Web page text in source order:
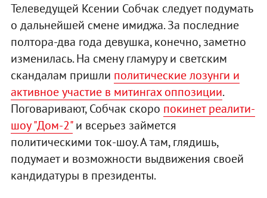
Телеведущей Ксении Собчак следует подумать
о дальнейшей смене имиджа. За последние
полтора-два года девушка, конечно, заметно
изменилась. На смену гламуру и светским
скандалам пришли политические лозунги и
активное участие в митингах оппозиции.
Поговаривают, Собчак скоро покинет реалити-
шоу "Дом-2"и всерьез займется
политическими ток-шоу. А там, глядишь,
подумает и возможности выдвижения своей
кандидатуры в президенты.